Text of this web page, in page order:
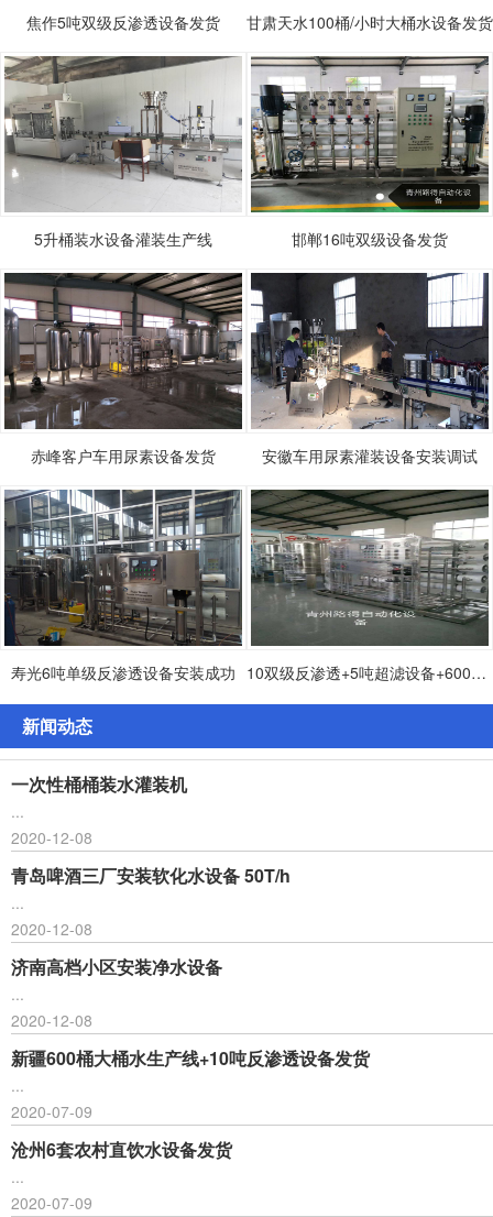
焦作5吨双级反渗透设备发货 甘肃天水100桶/小时大桶水设备发货
5升桶装水设备灌装生产线 邯郸16吨双级设备发货
赤峰客户车用尿素设备发货 安徽车用尿素灌装设备安装调试
寿光6吨单级反渗透设备安装成功 10双级反渗透+5吨超滤设备+600桶灌装生产设备发货
新闻动态
一次性桶桶装水灌装机
...
2020-12-08
青岛啤酒三厂安装软化水设备 50T/h
...
2020-12-08
济南高档小区安装净水设备
...
2020-12-08
新疆600桶大桶水生产线+10吨反渗透设备发货
...
2020-07-09
沧州6套农村直饮水设备发货
...
2020-07-09